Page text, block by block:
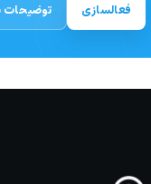
فعالسازی توضیحات